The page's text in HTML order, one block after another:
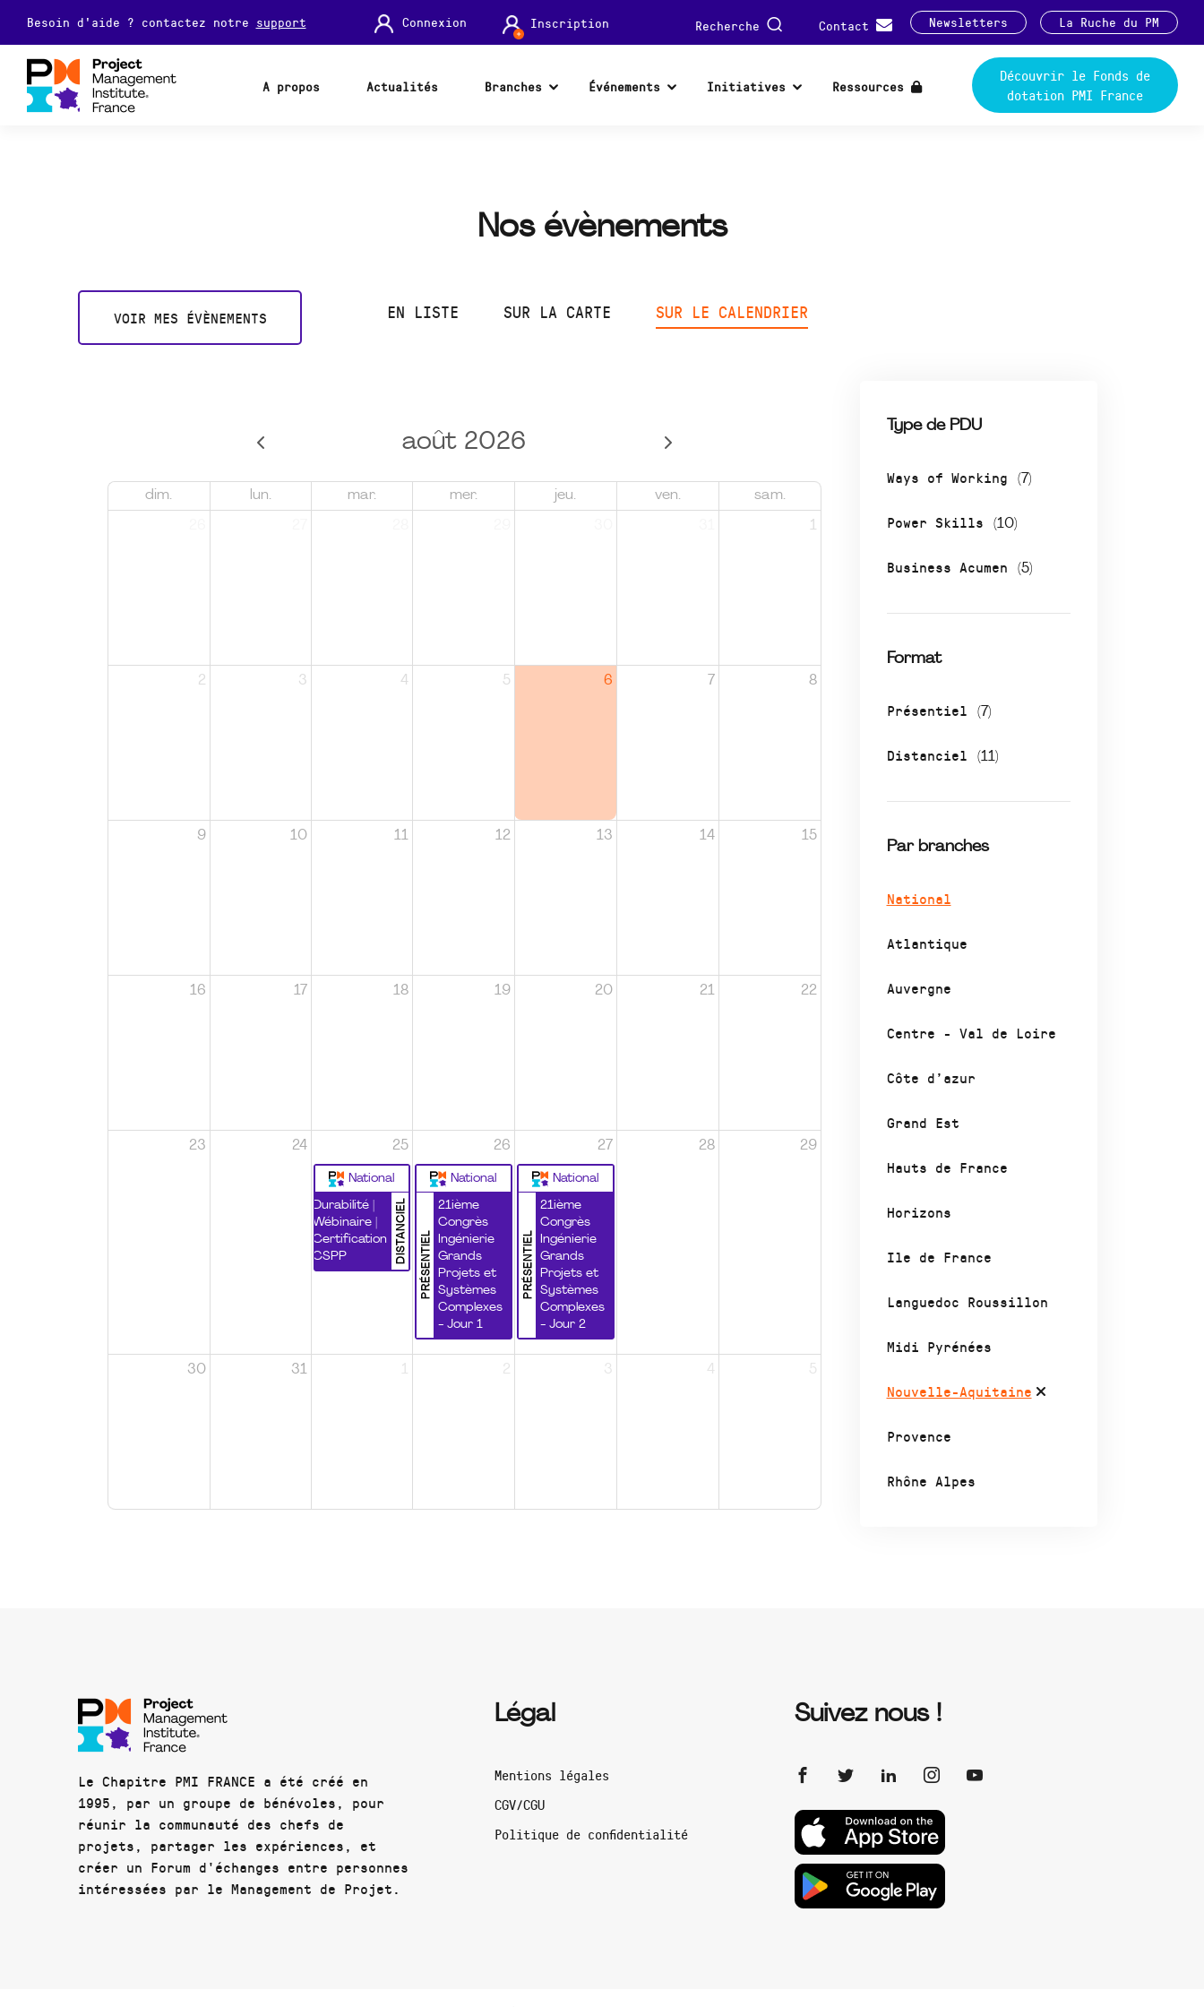
Besoin d'aide ? contactez notre support Connexion Inscription Recherche Contact Newsletters La Ruche du PM
A propos Actualités Branches Événements Initiatives Ressources
Découvrir le Fonds de
dotation PMI France
Nos évènements
VOIR MES ÉVÈNEMENTS EN LISTE SUR LA CARTE SUR LE CALENDRIER
Type de PDU
Ways of Working (7)
Power Skills (10)
Business Acumen (5)
Format
Présentiel (7)
Distanciel (11)
Par branches
National
Atlantique
Auvergne
Centre - Val de Loire
Côte d’azur
Grand Est
Hauts de France
Horizons
Ile de France
Languedoc Roussillon
Midi Pyrénées
Nouvelle-Aquitaine
Provence
Rhône Alpes
août 2026
dim. lun. mar. mer. jeu. ven. sam.
1
2 3 4 5 6 7 8
9 10 11 12 13 14 15
16 17 18 19 20 21 22
23 24 25
National
DISTANCIEL
Durabilité |
Wébinaire |
Certification
CSPP
26
National
PRÉSENTIEL
21ième
Congrès
Ingénierie
Grands
Projets et
Systèmes
Complexes
- Jour 1
27
National
PRÉSENTIEL
21ième
Congrès
Ingénierie
Grands
Projets et
Systèmes
Complexes
- Jour 2
28 29
30 31 1 2 3 4 5
Le Chapitre PMI FRANCE a été créé en
1995, par un groupe de bénévoles, pour
réunir la communauté des chefs de
projets, partager les expériences, et
créer un Forum d'échanges entre personnes
intéressées par le Management de Projet.
Légal
Mentions légales
CGV/CGU
Politique de confidentialité
Suivez nous !